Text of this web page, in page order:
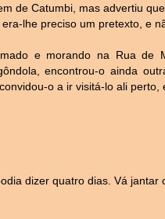
de Catumbi, mas advertiu
lhe preciso um pretexto, e
e morando na Rua de
encontrou-o ainda
o a ir visitá-lo ali perto,
dizer quatro dias. Vá jantar